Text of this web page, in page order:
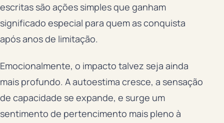
escritas são ações simples que ganham
significado especial para quem as conquista
após anos de limitação.
Emocionalmente, o impacto talvez seja ainda
mais profundo. A autoestima cresce, a sensação
de capacidade se expande, e surge um
sentimento de pertencimento mais pleno à